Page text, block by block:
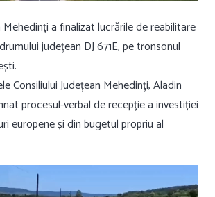
Mehedinți a finalizat lucrările de reabilitare
județean DJ 671E, pe tronsonul
Consiliului Județean Mehedinți, Aladin
procesul-verbal de recepție a investiției
europene și din bugetul propriu al